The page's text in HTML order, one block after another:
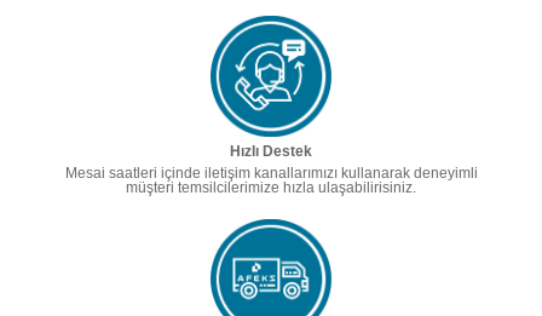
Hızlı Destek
Mesai saatleri içinde iletişim kanallarımızı kullanarak deneyimli
müşteri temsilcilerimize hızla ulaşabilirisiniz.